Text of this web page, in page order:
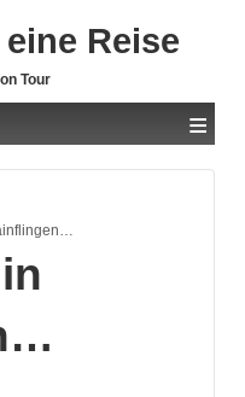
Reise
Tour
≡